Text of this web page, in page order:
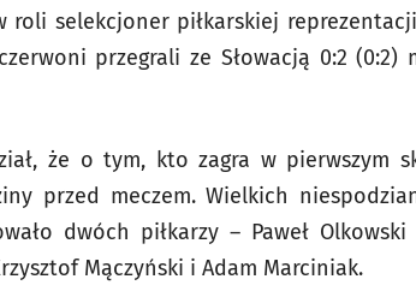
roli selekcjoner piłkarskiej
przegrali ze Słowacją 0:2 (0:2)
że o tym, kto zagra w pierwszym
przed meczem. Wielkich
dwóch piłkarzy – Paweł Olkowski
Mączyński i Adam Marciniak.